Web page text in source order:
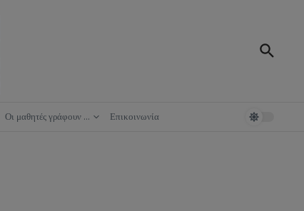
Οι μαθητές γράφουν … Επικοινωνία